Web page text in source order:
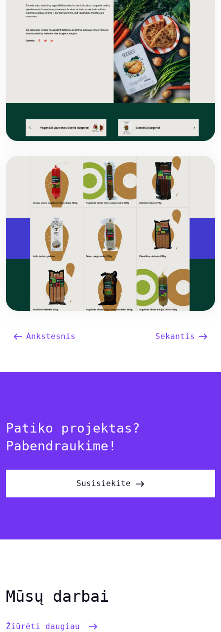
Ankstesnis Sekantis
Patiko projektas?
Pabendraukime!
Susisiekite
Mūsų darbai
Žiūrėti daugiau